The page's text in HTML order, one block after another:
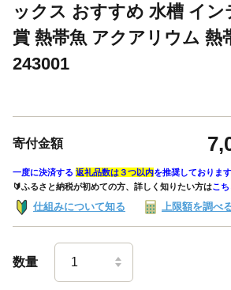
ックス おすすめ 水槽 イン
賞 熱帯魚 アクアリウム 熱
243001
寄付金額
一度に決済する 返礼品数は３つ以内を推奨しております
🔰ふるさと納税が初めての方、詳しく知りたい方はこち
仕組みについて知る 上限額を調べ
数量